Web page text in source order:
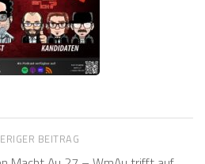
BEITRAG